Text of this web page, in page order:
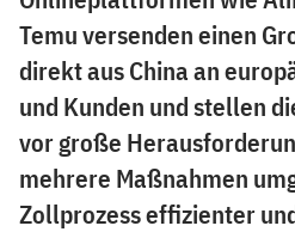
Temu versenden einen
direkt aus China an
und Kunden und stellen
vor große
mehrere Maßnahmen
Zollprozess effizienter